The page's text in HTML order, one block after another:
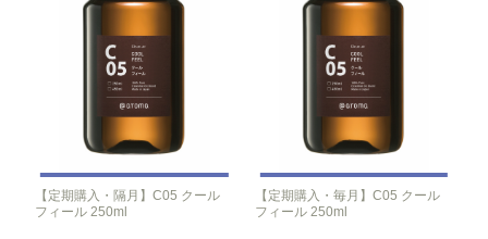
【定期購入・隔月】C05 クール
フィール 250ml
【定期購入・毎月】C05 クール
フィール 250ml